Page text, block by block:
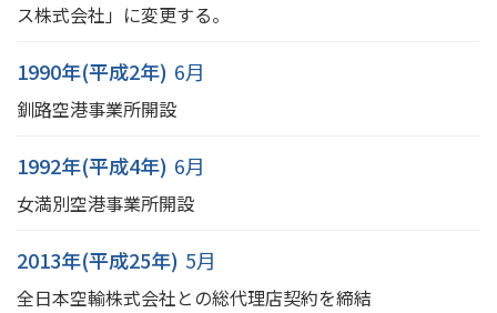
ス株式会社」に変更する。
1990年(平成2年) 6月
釧路空港事業所開設
1992年(平成4年) 6月
女満別空港事業所開設
2013年(平成25年) 5月
全日本空輸株式会社との総代理店契約を締結